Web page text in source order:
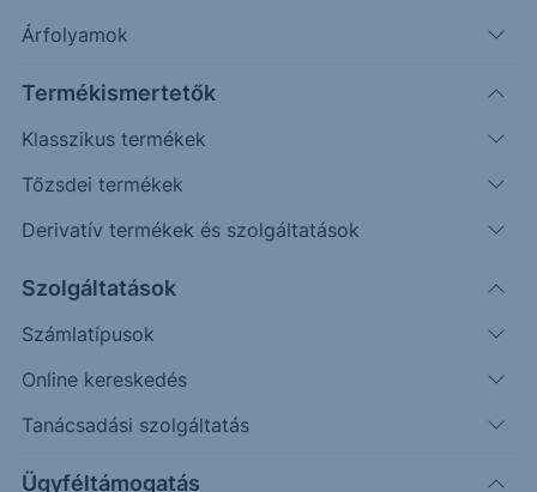
Árfolyamok
Termékismertetők
Klasszikus termékek
Tőzsdei termékek
Derivatív termékek és szolgáltatások
Szolgáltatások
Számlatípusok
Online kereskedés
Tanácsadási szolgáltatás
Ügyféltámogatás
41.2000